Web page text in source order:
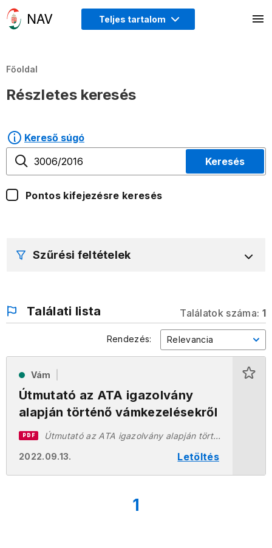
Teljes tartalom
Főoldal
Részletes keresés
Kereső súgó
Keresés
Pontos kifejezésre keresés
Találati lista Találatok száma: 1
Rendezés: Relevancia
Vám
Útmutató az ATA igazolvány
alapján történő vámkezelésekről
2022.09.13. Letöltés
PDF Útmutató az ATA igazolvány alapján történ_ vámkezelésekr_l 3006-2016.pdf
1
Szűrési feltételek